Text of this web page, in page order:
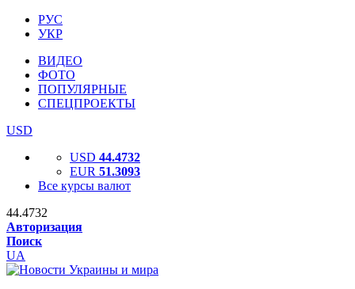
РУС
УКР
ВИДЕО
ФОТО
ПОПУЛЯРНЫЕ
СПЕЦПРОЕКТЫ
USD
USD 44.4732
EUR 51.3093
Все курсы валют
44.4732
Авторизация
Поиск
UA